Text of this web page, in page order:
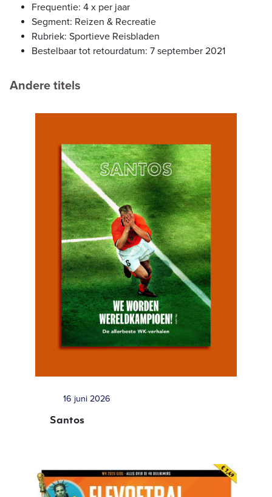
Frequentie: 4 x per jaar
Segment: Reizen & Recreatie
Rubriek: Sportieve Reisbladen
Bestelbaar tot retourdatum: 7 september 2021
Andere titels
16 juni 2026
Santos